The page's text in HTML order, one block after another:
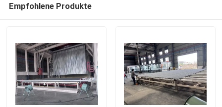
Empfohlene Produkte